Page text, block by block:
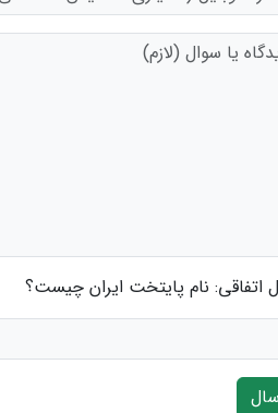
اتفاقی: نام پایتخت ایران چیست؟